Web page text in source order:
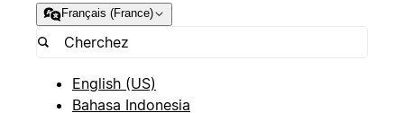
Français (France)
English (US)
Bahasa Indonesia